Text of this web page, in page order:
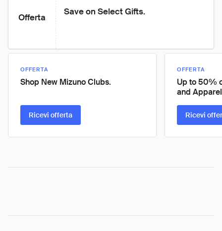
Offerta
Save on Select Gifts.
OFFERTA
Shop New Mizuno Clubs.
Ricevi offerta
OFFERTA
Up to 50%
and
Ricevi